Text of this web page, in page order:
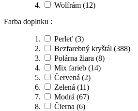
Wolfrám (12)
Farba doplnku :
Perleť (3)
Bezfarebný kryštál (388)
Polárna žiara (8)
Mix farieb (14)
Červená (2)
Zelená (11)
Modrá (67)
Čierna (6)